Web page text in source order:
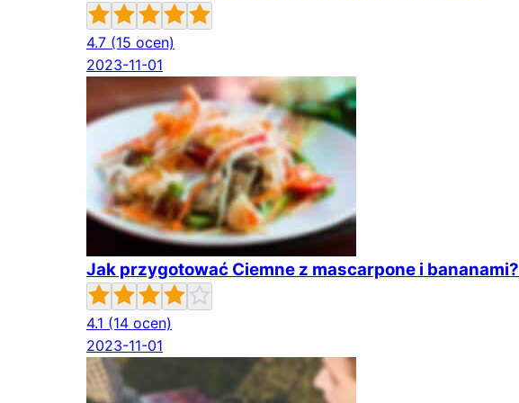
4.7 (15 ocen)
2023-11-01
Jak przygotować Ciemne z mascarpone i bananami?
4.1 (14 ocen)
2023-11-01